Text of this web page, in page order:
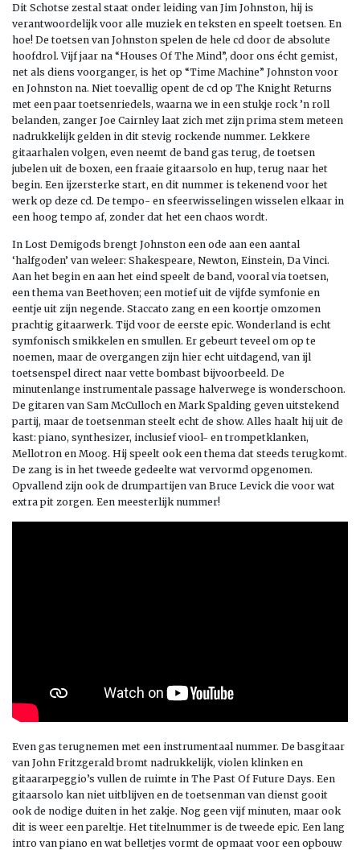
Dit Schotse zestal staat onder leiding van Jim Johnston, hij is
verantwoordelijk voor alle muziek en teksten en speelt toetsen. En
hoe! De toetsen van Johnston spelen de hele cd door de absolute
hoofdrol. Vijf jaar na “Houses Of The Mind”, door ons écht gemist,
net als diens voorganger, is het op “Time Machine” Johnston voor
en Johnston na. Niet toevallig opent de cd op The Knight Returns
met een paar toetsenriedels, waarna we in een stukje rock ’n roll
belanden, zanger Joe Cairnley laat zich met zijn prima stem meteen
nadrukkelijk gelden in dit stevig rockende nummer. Lekkere
gitaarhalen volgen, even neemt de band gas terug, de toetsen
jubelen uit de boxen, een fraaie gitaarsolo en hup, terug naar het
begin. Een ijzersterke start, en dit nummer is tekenend voor het
werk op deze cd. De tempo- en sfeerwisselingen wisselen elkaar in
een hoog tempo af, zonder dat het een chaos wordt.
In Lost Demigods brengt Johnston een ode aan een aantal
‘halfgoden’ van weleer: Shakespeare, Newton, Einstein, Da Vinci.
Aan het begin en aan het eind speelt de band, vooral via toetsen,
een thema van Beethoven; een motief uit de vijfde symfonie en
eentje uit zijn negende. Staccato zang en een koortje omzomen
prachtig gitaarwerk. Tijd voor de eerste epic. Wonderland is echt
symfonisch smikkelen en smullen. Er gebeurt teveel om op te
noemen, maar de overgangen zijn hier echt uitdagend, van ijl
toetsenspel direct naar vette bombast bijvoorbeeld. De
minutenlange instrumentale passage halverwege is wonderschoon.
De gitaren van Sam McCulloch en Mark Spalding geven uitstekend
partij, maar de toetsenman steelt echt de show. Alles haalt hij uit de
kast: piano, synthesizer, inclusief viool- en trompetklanken,
Mellotron en Moog. Hij speelt ook een thema dat steeds terugkomt.
De zang is in het tweede gedeelte wat vervormd opgenomen.
Opvallend zijn ook de drumpartijen van Bruce Levick die voor wat
extra pit zorgen. Een meesterlijk nummer!
Even gas terugnemen met een instrumentaal nummer. De basgitaar
van John Fritzgerald bromt nadrukkelijk, violen klinken en
gitaararpeggio’s vullen de ruimte in The Past Of Future Days. Een
gitaarsolo kan niet uitblijven en de toetsenman van dienst gooit
ook de nodige duiten in het zakje. Nog geen vijf minuten, maar ook
dit is weer een pareltje. Het titelnummer is de tweede epic. Een lang
intro van piano en wat belletjes vormt de opmaat voor een opbouw